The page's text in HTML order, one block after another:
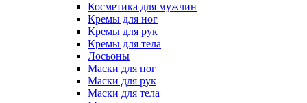
Косметика для мужчин
Кремы для ног
Кремы для рук
Кремы для тела
Лосьоны
Маски для ног
Маски для рук
Маски для тела